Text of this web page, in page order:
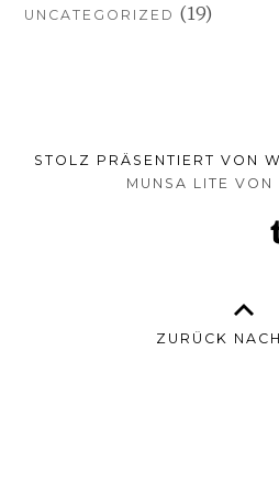
UNCATEGORIZED (19)
STOLZ PRÄSENTIERT VON
MUNSA LITE VON
FOOD
–
ZURÜCK